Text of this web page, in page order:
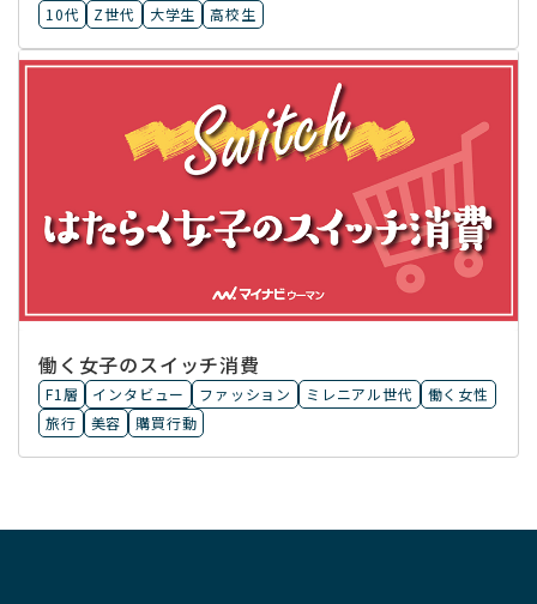
10代 Z世代 大学生 高校生
働く女子のスイッチ消費
F1層 インタビュー ファッション ミレニアル世代
働く女性
旅行
美容 購買行動